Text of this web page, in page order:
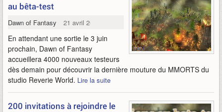
au bêta-test
Dawn of Fantasy 21 avril 2011
En attendant une sortie le 3 juin
prochain, Dawn of Fantasy
accueillera 4000 nouveaux testeurs
dès demain pour découvrir la dernière mouture du MMORTS du
studio Reverie World. Lire la suite
200 invitations à rejoindre le